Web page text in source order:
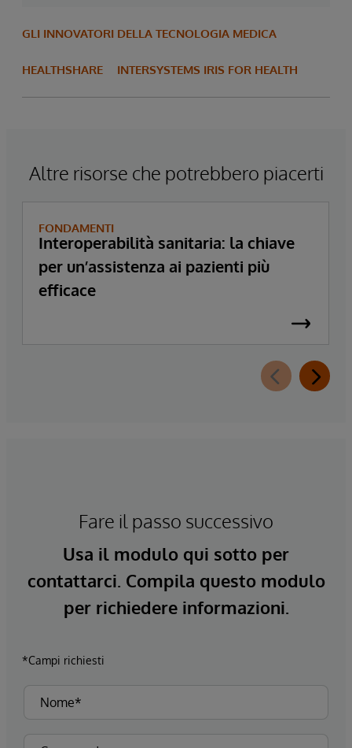
GLI INNOVATORI DELLA TECNOLOGIA MEDICA
HEALTHSHARE INTERSYSTEMS IRIS FOR HEALTH
Altre risorse che potrebbero piacerti
FONDAMENTI
Interoperabilità sanitaria: la chiave
per un’assistenza ai pazienti più
efficace
Fare il passo successivo
Usa il modulo qui sotto per
contattarci. Compila questo modulo
per richiedere informazioni.
*Campi richiesti